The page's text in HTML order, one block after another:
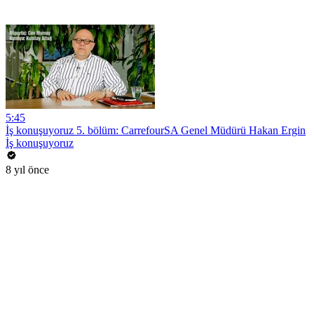
5:45
İş konuşuyoruz 5. bölüm: CarrefourSA Genel Müdürü Hakan Ergin
İş konuşuyoruz
8 yıl önce